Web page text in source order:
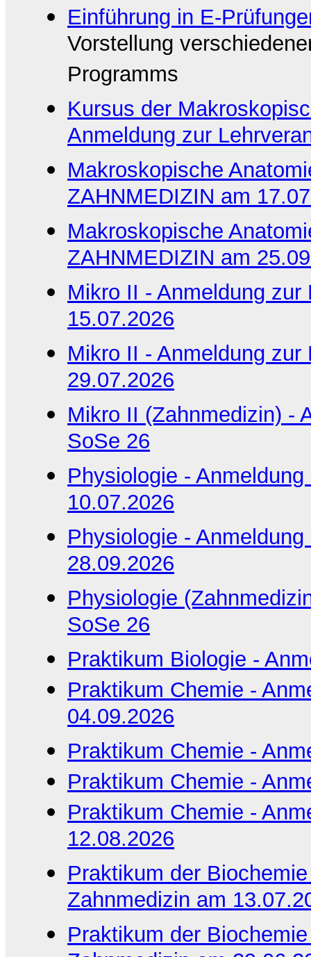
Einführung in E-
Vorstellung
Programms
Kursus der
Anmeldung zur
Makroskopische
ZAHNMEDIZIN am
Makroskopische
ZAHNMEDIZIN am
Mikro II - Anmeldung
15.07.2026
Mikro II - Anmeldung
29.07.2026
Mikro II (Zahnmedizin) -
SoSe 26
Physiologie -
10.07.2026
Physiologie -
28.09.2026
Physiologie
SoSe 26
Praktikum Biologie -
Praktikum Chemie -
04.09.2026
Praktikum Chemie -
Praktikum Chemie -
Praktikum Chemie -
12.08.2026
Praktikum der
Zahnmedizin am
Praktikum der